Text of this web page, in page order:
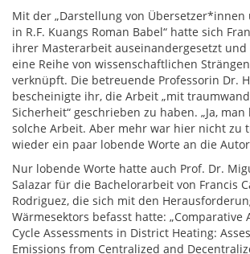
Mit der „Darstellung von Übersetzer*innen
in R.F. Kuangs Roman Babel“ hatte sich
ihrer Masterarbeit auseinandergesetzt
eine Reihe von wissenschaftlichen
verknüpft. Die betreuende Professorin Dr.
bescheinigte ihr, die Arbeit „mit
Sicherheit“ geschrieben zu haben. „Ja,
solche Arbeit. Aber mehr war hier nicht zu
wieder ein paar lobende Worte an die
Nur lobende Worte hatte auch Prof. Dr.
Salazar für die Bachelorarbeit von Francis
Rodriguez, die sich mit den
Wärmesektors befasst hatte: „Comparative
Cycle Assessments in District Heating:
Emissions from Centralized and